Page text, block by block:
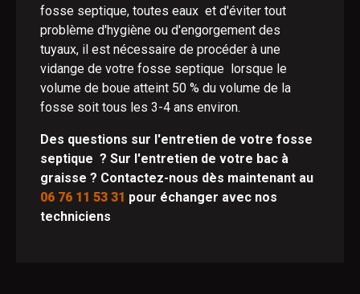
fosse septique, toutes eaux et d'éviter tout
problème d'hygiène ou d'engorgement des
tuyaux, il est nécessaire de procéder à une
vidange de votre fosse septique lorsque le
volume de boue atteint 50 % du volume de la
fosse soit tous les 3-4 ans environ.
Des questions sur l'entretien de votre fosse
septique ? Sur l'entretien de votre bac à
graisse ? Contactez-nous dès maintenant au
06 76 11 53 31 pour échanger avec nos
techniciens